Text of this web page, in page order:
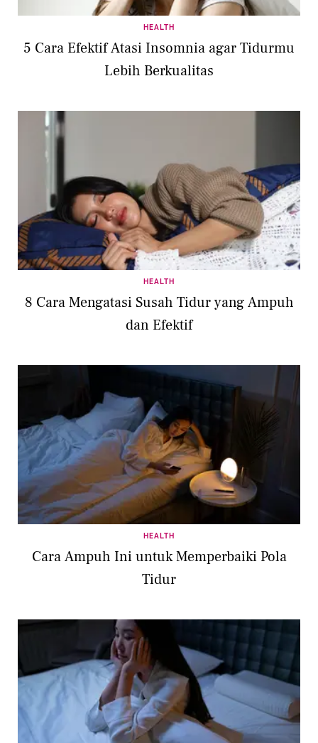
HEALTH
5 Cara Efektif Atasi Insomnia agar Tidurmu
Lebih Berkualitas
HEALTH
8 Cara Mengatasi Susah Tidur yang Ampuh
dan Efektif
HEALTH
Cara Ampuh Ini untuk Memperbaiki Pola
Tidur